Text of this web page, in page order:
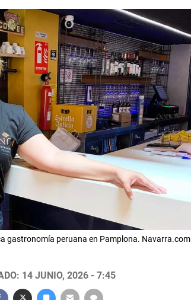
gastronomía peruana en Pamplona. Navarra.com
14 JUNIO, 2026 - 7:45